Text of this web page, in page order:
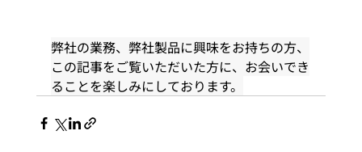
弊社の業務、弊社製品に興味をお持ちの方、
この記事をご覧いただいた方に、お会いでき
ることを楽しみにしております。